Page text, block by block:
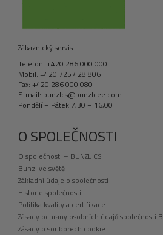
Zákaznický servis
Telefon: +420 286 000 000
Mobil: +420 725 428 806
Fax: +420 286 000 080
E-mail: bunzlcs@bunzlcee.com
Pondělí – Pátek 7,30 – 16,00
O SPOLEČNOSTI
O společnosti – BUNZL CS
Bunzl ve světě
Základní údaje o společnosti
Historie společnosti
Politika kvality a certifikace
Zásady ochrany osobních údajů společnosti
Zásady o souborech cookie